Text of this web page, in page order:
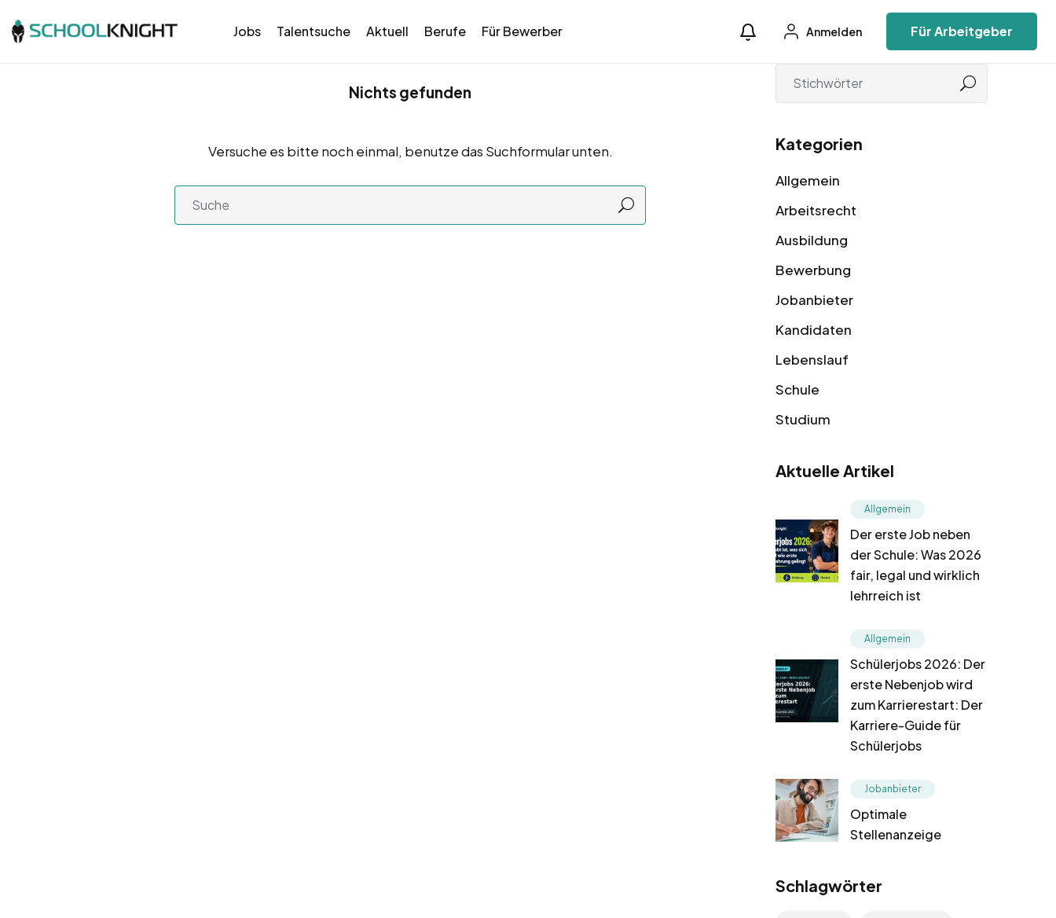
Jobs Talentsuche Aktuell Berufe Für Bewerber Anmelden Für Arbeitgeber
Nichts gefunden
Versuche es bitte noch einmal, benutze das Suchformular unten. Kategorien
Allgemein
Arbeitsrecht
Ausbildung
Bewerbung
Jobanbieter
Kandidaten
Lebenslauf
Schule
Studium
Aktuelle Artikel
Allgemein
Der erste Job neben
der Schule: Was 2026
fair, legal und wirklich
lehrreich ist
Allgemein
Schülerjobs 2026: Der
erste Nebenjob wird
zum Karrierestart: Der
Karriere-Guide für
Schülerjobs
Jobanbieter
Optimale
Stellenanzeige
Schlagwörter